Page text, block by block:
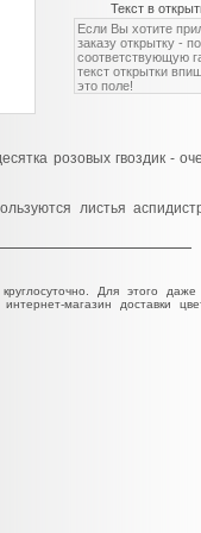
Текст в
розовых гвоздик -
листья
Для этого
магазин доставки